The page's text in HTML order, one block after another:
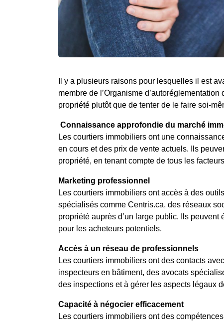
Il y a plusieurs raisons pour lesquelles il est
membre de l’Organisme
propriété plutôt que de tenter de le faire soi-
Connaissance approfondie du marché
Les courtiers immobiliers ont une
en cours et des prix de vente actuels. Ils
propriété, en tenant compte de tous les
Marketing professionnel
Les courtiers immobiliers ont accès à des
spécialisés comme Centris.ca, des réseaux
propriété auprès d’un large public. Ils
pour les acheteurs potentiels.
Accès à un réseau de professionnels
Les courtiers immobiliers ont des contacts
inspecteurs en bâtiment, des avocats
des inspections et à gérer les aspects légaux
Capacité à négocier efficacement
Les courtiers immobiliers ont des